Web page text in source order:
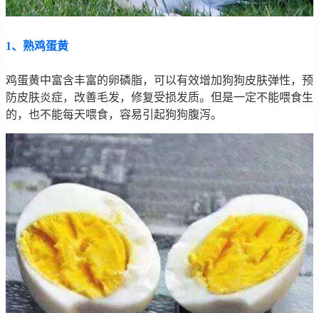
1、熟鸡蛋黄
鸡蛋黄中富含丰富的卵磷脂，可以有效增加狗狗皮肤弹性，预
防皮肤炎症，改善毛发，修复受损发质。但是一定不能喂食生
的，也不能每天喂食，容易引起狗狗腹泻。